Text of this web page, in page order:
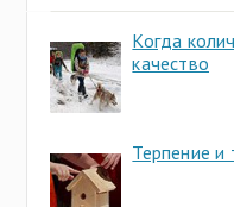
Когда
качество
Терпение и